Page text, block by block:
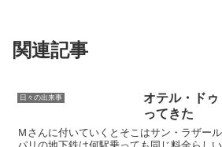
関連記事
日々の出来事
オテル・ド
ってきた
Ｍさんに付いていくとそこはサン・ラザー